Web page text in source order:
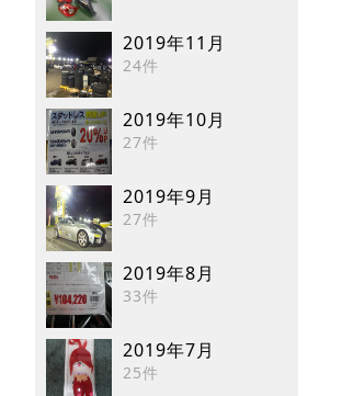
2019年11月
24件
2019年10月
27件
2019年9月
27件
2019年8月
33件
2019年7月
25件